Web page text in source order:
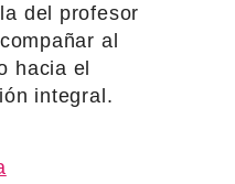
del profesor
al
hacia el
integral.